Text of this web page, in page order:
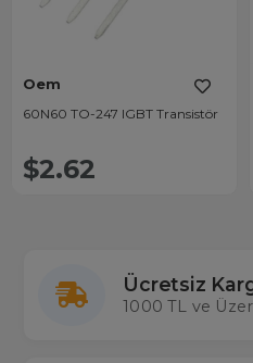
Oem
60N60 TO-247 IGBT Transistör
$2.62
Ücretsiz
1000 TL ve